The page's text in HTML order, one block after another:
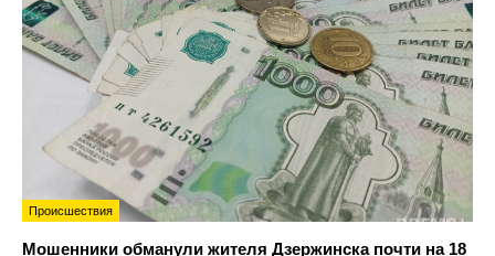
Происшествия
Мошенники обманули жителя Дзержинска почти на 18